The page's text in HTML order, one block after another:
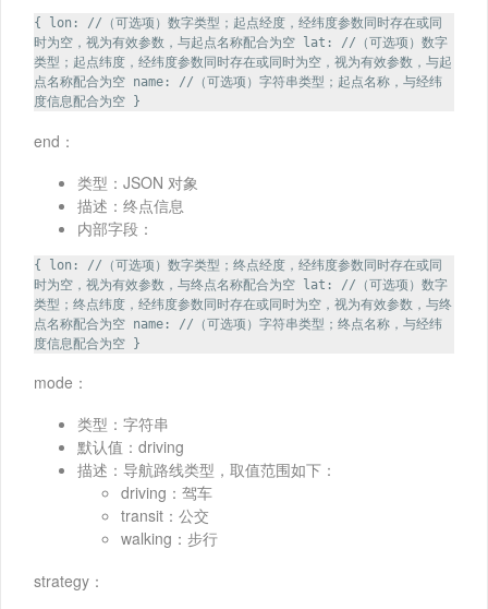
{ lon: //（可选项）数字类型；起点经度，经纬度参数同时存在或同
时为空，视为有效参数，与起点名称配合为空 lat: //（可选项）数字
类型；起点纬度，经纬度参数同时存在或同时为空，视为有效参数，与起
点名称配合为空 name: //（可选项）字符串类型；起点名称，与经纬
度信息配合为空 }
end：
类型：JSON 对象
描述：终点信息
内部字段：
{ lon: //（可选项）数字类型；终点经度，经纬度参数同时存在或同
时为空，视为有效参数，与终点名称配合为空 lat: //（可选项）数字
类型；终点纬度，经纬度参数同时存在或同时为空，视为有效参数，与终
点名称配合为空 name: //（可选项）字符串类型；终点名称，与经纬
度信息配合为空 }
mode：
类型：字符串
默认值：driving
描述：导航路线类型，取值范围如下：
driving：驾车
transit：公交
walking：步行
strategy：